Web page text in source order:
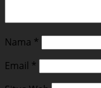
Nama *
Email *